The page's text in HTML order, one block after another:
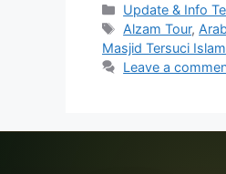
Categories
Update & Info
Tags
Alzam Tour,
Masjid Tersuci Islam
Leave a